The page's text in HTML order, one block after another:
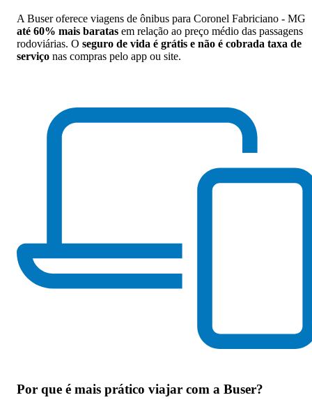
A Buser oferece viagens de ônibus para Coronel Fabriciano - MG
até 60% mais baratas em relação ao preço médio das passagens
rodoviárias. O seguro de vida é grátis e não é cobrada taxa de
serviço nas compras pelo app ou site.
Por que é mais prático viajar com a Buser?